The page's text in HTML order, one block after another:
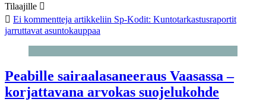
Tilaajille
Ei kommentteja artikkeliin Sp-Kodit: Kuntotarkastusraportit
jarruttavat asuntokauppaa
Peabille sairaalasaneeraus Vaasassa –
korjattavana arvokas suojelukohde